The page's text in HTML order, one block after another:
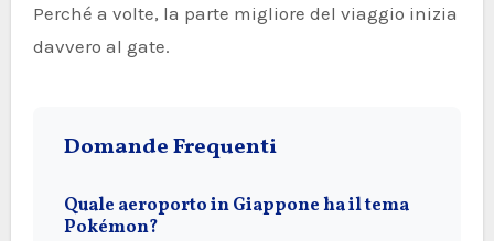
Perché a volte, la parte migliore del viaggio inizia
davvero al gate.
Domande Frequenti
Quale aeroporto in Giappone ha il tema
Pokémon?